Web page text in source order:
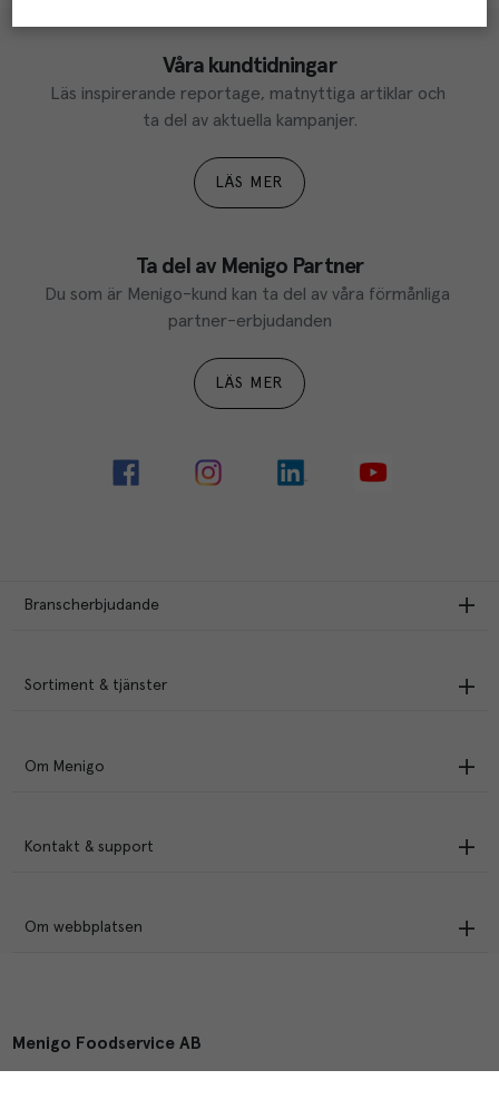
Våra kundtidningar
Läs inspirerande reportage, matnyttiga artiklar och
ta del av aktuella kampanjer.
LÄS MER
Ta del av Menigo Partner
Du som är Menigo-kund kan ta del av våra förmånliga
partner-erbjudanden
LÄS MER
Branscherbjudande
Sortiment & tjänster
Om Menigo
Kontakt & support
Om webbplatsen
Menigo Foodservice AB